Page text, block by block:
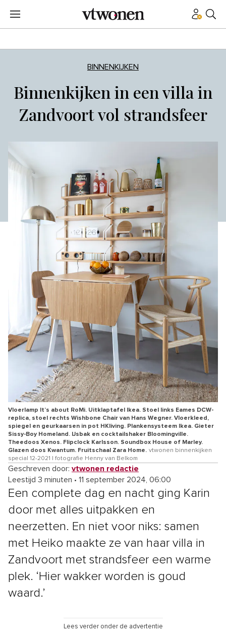
BINNENKIJKEN
Binnenkijken in een villa in
Zandvoort vol strandsfeer
Vloerlamp It’s about RoMi. Uitklaptafel Ikea. Stoel links Eames DCW-
replica, stoel rechts Wishbone Chair van Hans Wegner. Vloerkleed,
spiegel en geurkaarsen in pot HKliving. Plankensysteem Ikea. Gieter
Sissy-Boy Homeland. IJsbak en cocktailshaker Bloomingville.
Theedoos Xenos. Flipclock Karlsson. Soundbox House of Marley.
Glazen doos Kwantum. Fruitschaal Zara Home. vtwonen binnenkijken
special 12-2021 | fotografie Henny van Belkom
Geschreven door: vtwonen redactie
Leestijd 3 minuten • 11 september 2024, 06:00
Een complete dag en nacht ging Karin
door met alles uitpakken en
neerzetten. En niet voor niks: samen
met Heiko maakte ze van haar villa in
Zandvoort met strandsfeer een warme
plek. ‘Hier wakker worden is goud
waard.’
Lees verder onder de advertentie